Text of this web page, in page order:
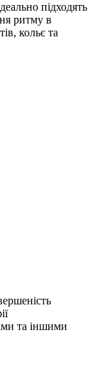
підходять
ритму в
кольє та
та іншими